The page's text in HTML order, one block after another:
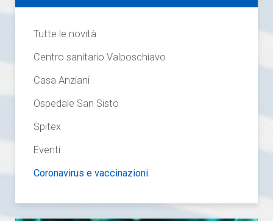
Tutte le novità
Centro sanitario Valposchiavo
Casa Anziani
Ospedale San Sisto
Spitex
Eventi
Coronavirus e vaccinazioni